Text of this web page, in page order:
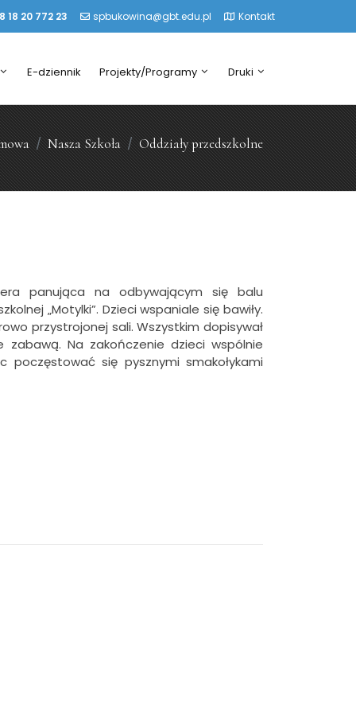
18 20 772 23 spbukowina@gbt.edu.pl Kontakt
E-dziennik Projekty/Programy Druki
Nasza Szkoła Oddziały przedszkolne
panująca na odbywającym się balu
„Motylki”. Dzieci wspaniale się bawiły.
przystrojonej sali. Wszystkim dopisywał
zabawą. Na zakończenie dzieci wspólnie
poczęstować się pysznymi smakołykami